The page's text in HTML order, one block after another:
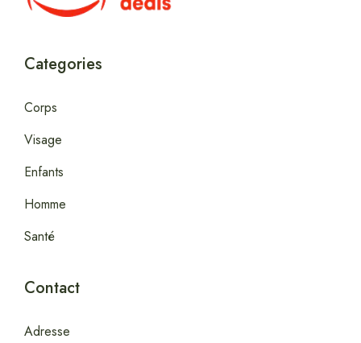
Categories
Corps
Visage
Enfants
Homme
Santé
Contact
Adresse